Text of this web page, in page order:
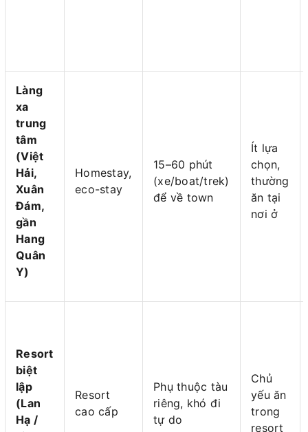
Làng
xa
trung
tâm
(Việt
Hải,
Xuân
Đám,
gần
Hang
Quân
Y)
Homestay,
eco-stay
15–60 phút
(xe/boat/trek)
để về town
Ít lựa
chọn,
thường
ăn tại
nơi ở
Resort
biệt
lập
(Lan
Hạ /
Resort
cao cấp
Phụ thuộc tàu
riêng, khó đi
tự do
Chủ
yếu ăn
trong
resort